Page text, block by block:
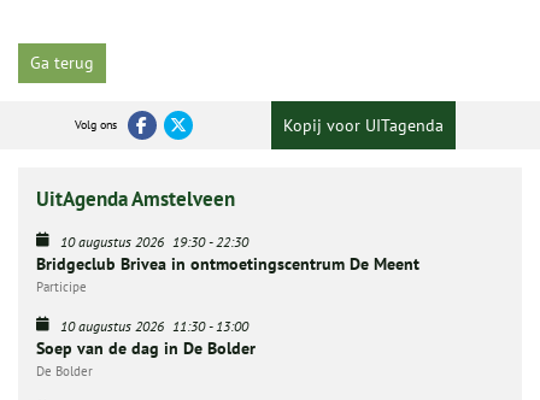
Ga terug
Volg ons Kopij voor UITagenda
UitAgenda Amstelveen
10 augustus 2026 19:30-22:30
Bridgeclub Brivea in ontmoetingscentrum De Meent
Participe
10 augustus 2026 11:30-13:00
Soep van de dag in De Bolder
De Bolder